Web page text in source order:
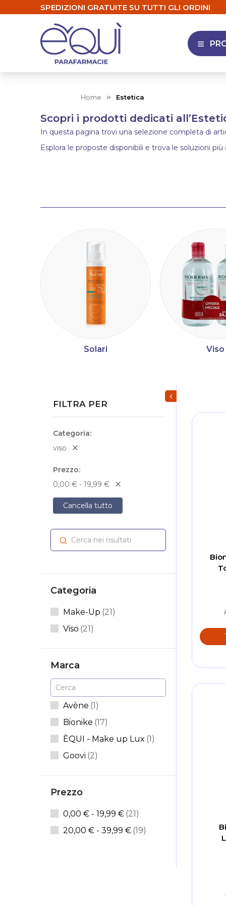
SPEDIZIONI GRATUITE SU TUTTI GLI ORDINI
APRI
Home Estetica
Scopri i prodotti dedicati
In questa pagina trovi una selezione completa di
Esplora le proposte disponibili e trova le soluzioni
Solari Viso
FILTRA PER
Categoria
viso
Prezzo
0,00 € - 19,99 €
Cancella tutto
Cerca nei risultati Cerca
Categoria
Make-Up 21 Articoli
Viso 21 Articoli
Marca
Cerca
Avène 1elemento
Bionike 17articoli
ÈQUI - Make up Lux 1elemento
Goovi 2articoli
Prezzo
0,00 € - 19,99 € 21 articoli
20,00 € - 39,99 € 19articoli
Mostra/